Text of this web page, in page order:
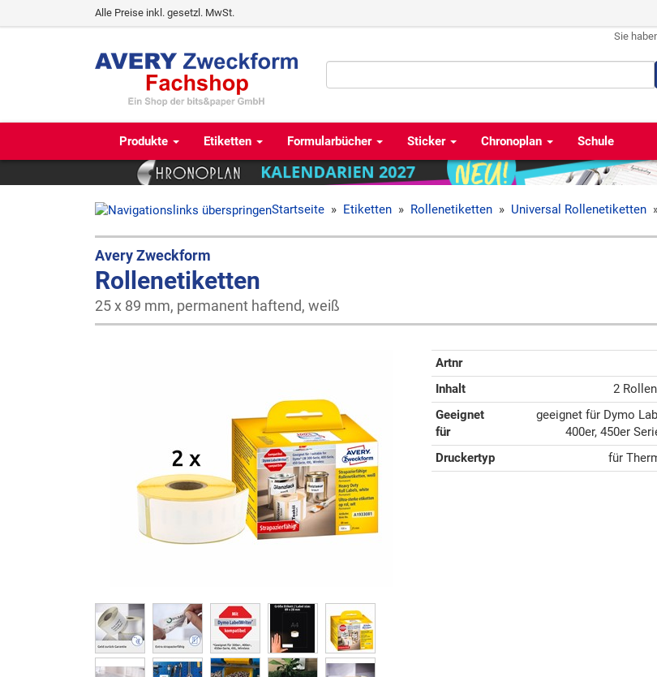
Alle Preise inkl. gesetzl. MwSt.
Sie
Produkte Etiketten Formularbücher Sticker Chronoplan Schule
Startseite » Etiketten » Rollenetiketten » Universal Rollenetiketten
Avery Zweckform
Rollenetiketten
25 x 89 mm, permanent haftend, weiß
Artnr
Inhalt
2
Geeignet
für
geeignet für Dymo
400er, 450er
Druckertyp
für